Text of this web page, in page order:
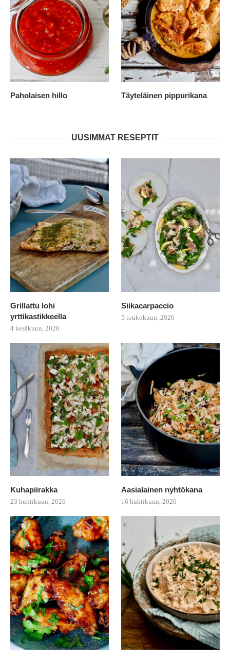
Paholaisen hillo Täyteläinen pippurikana
UUSIMMAT RESEPTIT
Grillattu lohi
yrttikastikkeella
4 kesäkuun, 2026
Siikacarpaccio
5 toukokuun, 2026
Kuhapiirakka
23 huhtikuun, 2026
Aasialainen nyhtökana
16 huhtikuun, 2026